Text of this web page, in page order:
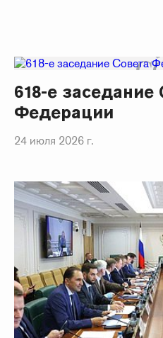
618-е заседание
Федерации
24 июля 2026 г.